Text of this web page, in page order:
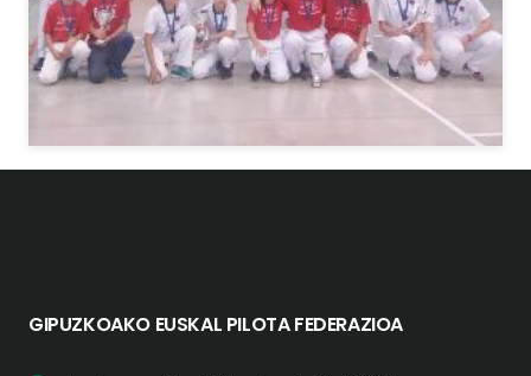
GIPUZKOAKO EUSKAL PILOTA FEDERAZIOA